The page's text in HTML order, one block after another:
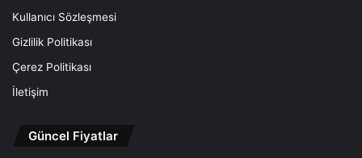
Kullanıcı Sözleşmesi
Gizlilik Politikası
Çerez Politikası
İletişim
Güncel Fiyatlar